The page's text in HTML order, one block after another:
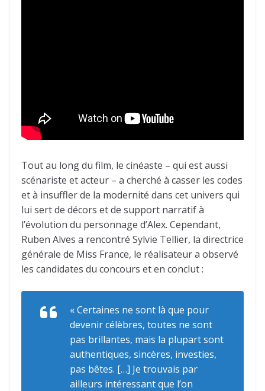
Tout au long du film, le cinéaste – qui est aussi
scénariste et acteur – a cherché à casser les codes
et à insuffler de la modernité dans cet univers qui
lui sert de décors et de support narratif à
l’évolution du personnage d’Alex. Cependant,
Ruben Alves a rencontré Sylvie Tellier, la directrice
générale de Miss France, le réalisateur a observé
les candidates du concours et en conclut :
« Certaines ne sont là que pour
devenir célèbres, toutes ne sont
pas brillantes, mais la plupart sont
authentiques, sincères, investies,
pas bêtes. […] Je trouvais par
ailleurs intéressant que l’on